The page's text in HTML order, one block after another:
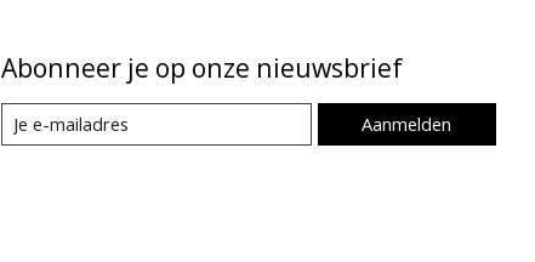
Abonneer je op onze nieuwsbrief
Aanmelden